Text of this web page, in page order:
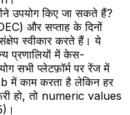
उपयोग किए जा सकते हैं?
और सप्ताह के दिनों
स्वीकार करते हैं। ये
प्रणालियों में केस-
सभी प्लेटफ़ॉर्म पर रेंज में
में काम करता है लेकिन हर
हो, तो numeric values